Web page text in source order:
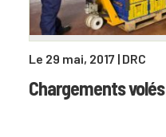
Le 29 mai, 2017 | DRC
Chargements volés